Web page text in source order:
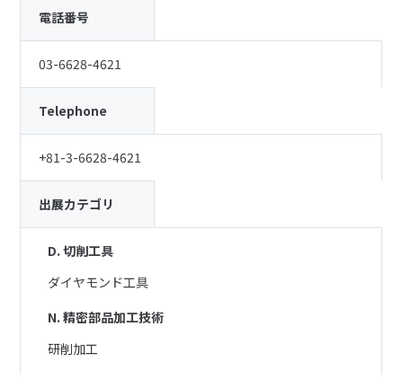
電話番号
03-6628-4621
Telephone
+81-3-6628-4621
出展カテゴリ
D. 切削工具
ダイヤモンド工具
N. 精密部品加工技術
研削加工